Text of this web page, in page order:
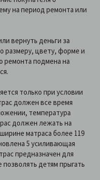
на период ремонта или
вернуть деньги за
размеру, цвету, форме и
ремонта подмена на
только при условии
должен все время
температура
должен лежать на
матраса более 119
5 усиливающая
предназначен для
детям прыгать